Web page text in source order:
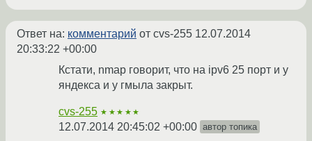
Ответ на: комментарий от cvs-255 12.07.2014
20:33:22 +00:00
Кстати, nmap говорит, что на ipv6 25 порт и у
яндекса и у гмыла закрыт.
cvs-255 ★★★★★
12.07.2014 20:45:02 +00:00 автор топика